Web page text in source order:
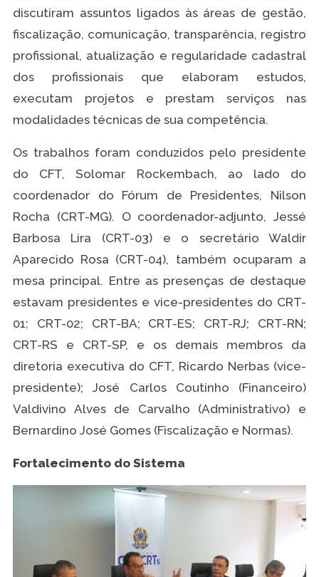
discutiram assuntos ligados às áreas de gestão,
fiscalização, comunicação, transparência, registro
profissional, atualização e regularidade cadastral
dos profissionais que elaboram estudos,
executam projetos e prestam serviços nas
modalidades técnicas de sua competência.
Os trabalhos foram conduzidos pelo presidente
do CFT, Solomar Rockembach, ao lado do
coordenador do Fórum de Presidentes, Nilson
Rocha (CRT-MG). O coordenador-adjunto, Jessé
Barbosa Lira (CRT-03) e o secretário Waldir
Aparecido Rosa (CRT-04), também ocuparam a
mesa principal. Entre as presenças de destaque
estavam presidentes e vice-presidentes do CRT-
01; CRT-02; CRT-BA; CRT-ES; CRT-RJ; CRT-RN;
CRT-RS e CRT-SP, e os demais membros da
diretoria executiva do CFT, Ricardo Nerbas (vice-
presidente); José Carlos Coutinho (Financeiro)
Valdivino Alves de Carvalho (Administrativo) e
Bernardino José Gomes (Fiscalização e Normas).
Fortalecimento do Sistema